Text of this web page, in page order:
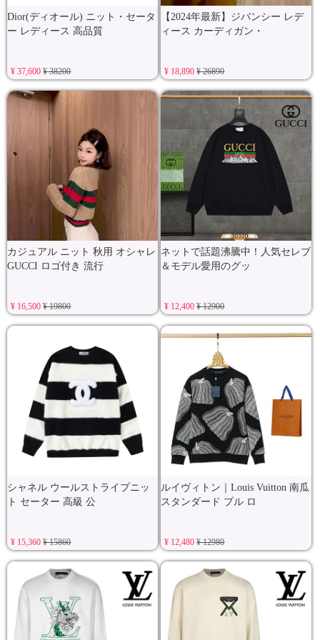
Dior(ディオール) ニット・セータ
ー レディース 高品質
¥ 37,600¥ 38200
【2024年最新】ジバンシー レデ
ィース カーディガン・
¥ 18,890¥ 26890
カジュアル ニット 秋用 オシャレ
GUCCI ロゴ付き 流行
¥ 16,500¥ 19800
ネットで話題沸騰中！人気セレブ
＆モデル愛用のグッ
¥ 12,400¥ 12900
シャネル ウールストライプニッ
ト セーター 高級 公
¥ 15,360¥ 15860
ルイヴィトン｜Louis Vuitton 南瓜
スタンダード プル ロ
¥ 12,480¥ 12980